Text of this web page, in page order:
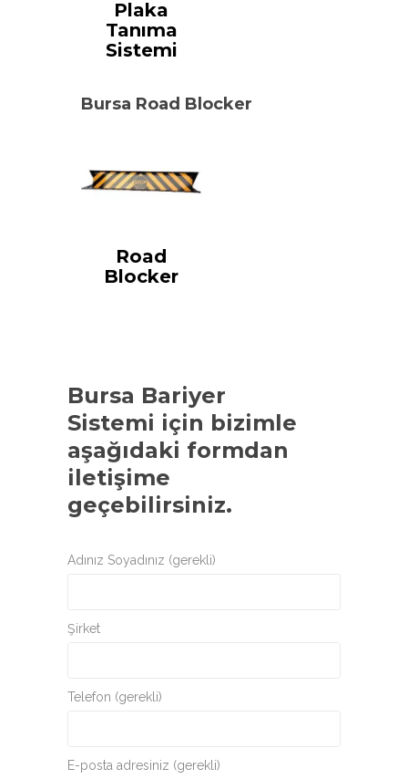
Plaka
Tanıma
Sistemi
Bursa Road Blocker
Road
Blocker
Bursa Bariyer
Sistemi için bizimle
aşağıdaki formdan
iletişime
geçebilirsiniz.
Adınız Soyadınız (gerekli)
Şirket
Telefon (gerekli)
E-posta adresiniz (gerekli)